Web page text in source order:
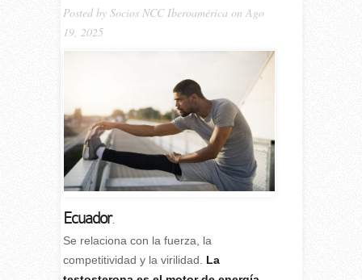
Posted by Socios NCC Iberoamérica on Ago
19, 2025
Ecuador.
Se relaciona con la fuerza, la
competitividad y la virilidad. La